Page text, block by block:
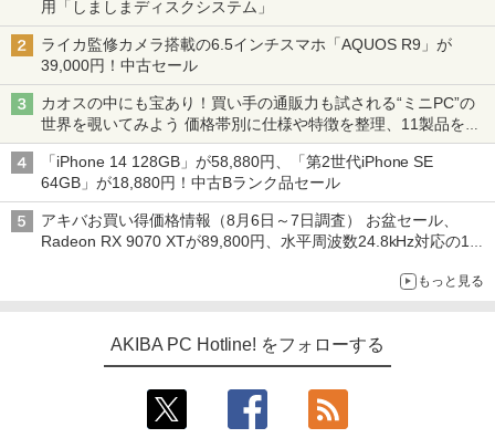
用「しましまディスクシステム」
ライカ監修カメラ搭載の6.5インチスマホ「AQUOS R9」が
39,000円！中古セール
カオスの中にも宝あり！買い手の通販力も試される“ミニPC”の
世界を覗いてみよう 価格帯別に仕様や特徴を整理、11製品をピ
ックアップ text by 石川 ひさよし
「iPhone 14 128GB」が58,880円、「第2世代iPhone SE
64GB」が18,880円！中古Bランク品セール
アキバお買い得価格情報（8月6日～7日調査） お盆セール、
Radeon RX 9070 XTが89,800円、水平周波数24.8kHz対応の17
もっと見る
AKIBA PC Hotline! をフォローする